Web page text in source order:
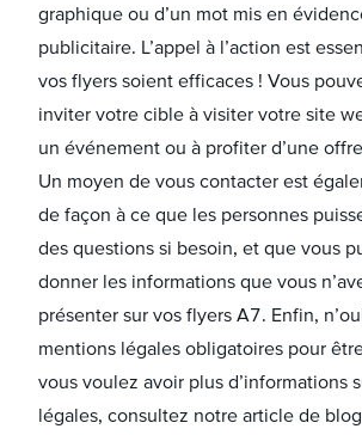
graphique ou d’un mot mis en
publicitaire. L’appel à l’action est
vos flyers soient efficaces ! Vous
inviter votre cible à visiter votre site
un événement ou à profiter d’une
Un moyen de vous contacter est
de façon à ce que les personnes
des questions si besoin, et que vous
donner les informations que vous
présenter sur vos flyers A7. Enfin,
mentions légales obligatoires pour
vous voulez avoir plus d’informations
légales, consultez notre article de blog